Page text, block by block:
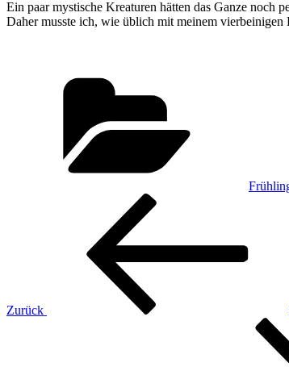
Ein paar mystische Kreaturen hätten das Ganze noch
Daher musste ich, wie üblich mit meinem
Beitragsnavigation
Zurück